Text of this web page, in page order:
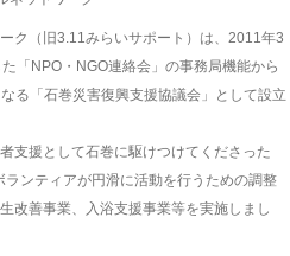
ク（旧3.11みらいサポート）は、2011年3
「NPO・NGO連絡会」の事務局機能から
る「 石巻災害復興支援協議会 」として設立
支援として石巻に駆けつけてくださった
ンティアが円滑に活動を行うための調整
改善事業、入浴支援事業等を実施しまし